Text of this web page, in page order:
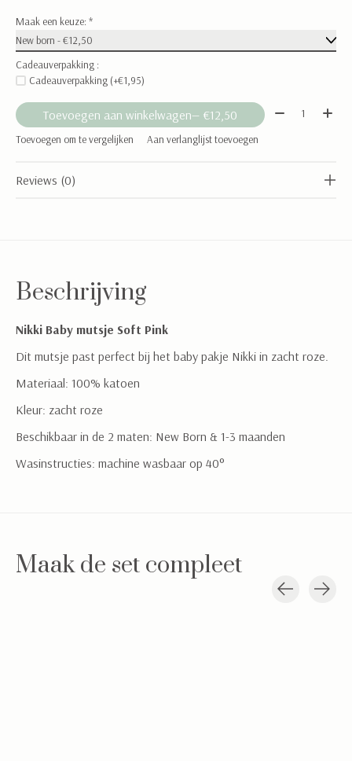
Maak een keuze: *
Cadeauverpakking :
Cadeauverpakking (+€1,95)
Toevoegen aan winkelwagen — €12,50 Aantal:
Toevoegen om te vergelijken Aan verlanglijst toevoegen
Reviews (0)
Beschrijving
Nikki Baby mutsje Soft Pink
Dit mutsje past perfect bij het baby pakje Nikki in zacht roze.
Materiaal: 100% katoen
Kleur: zacht roze
Beschikbaar in de 2 maten: New Born & 1-3 maanden
Wasinstructies: machine wasbaar op 40°
Maak de set compleet